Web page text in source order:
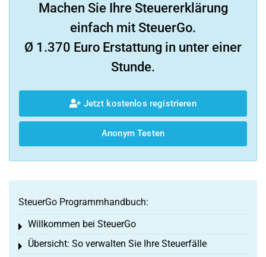
Machen Sie Ihre Steuererklärung
einfach mit SteuerGo.
Ø 1.370 Euro Erstattung in unter einer
Stunde.
Jetzt kostenlos registrieren
Anonym Testen
SteuerGo Programmhandbuch:
Willkommen bei SteuerGo
Toggle menu
Übersicht: So verwalten Sie Ihre Steuerfälle
Toggle menu